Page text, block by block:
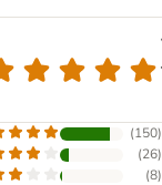
(150)
(26)
(8)